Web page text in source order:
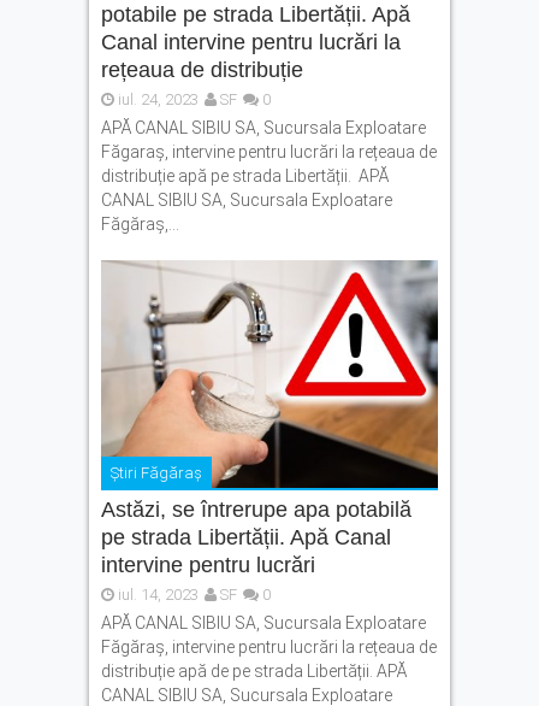
potabile pe strada Libertății. Apă
Canal intervine pentru lucrări la
rețeaua de distribuție
iul. 24, 2023 SF 0
APĂ CANAL SIBIU SA, Sucursala Exploatare
Făgaraș, intervine pentru lucrări la rețeaua de
distribuție apă pe strada Libertății. APĂ
CANAL SIBIU SA, Sucursala Exploatare
Făgăraș,...
Știri Făgăraș
Astăzi, se întrerupe apa potabilă
pe strada Libertății. Apă Canal
intervine pentru lucrări
iul. 14, 2023 SF 0
APĂ CANAL SIBIU SA, Sucursala Exploatare
Făgăraș, intervine pentru lucrări la rețeaua de
distribuție apă de pe strada Libertății. APĂ
CANAL SIBIU SA, Sucursala Exploatare